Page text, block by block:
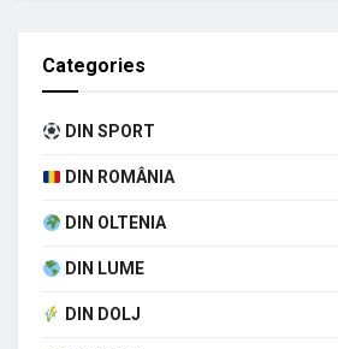
Categories
DIN SPORT
DIN ROMÂNIA
DIN OLTENIA
DIN LUME
DIN DOLJ